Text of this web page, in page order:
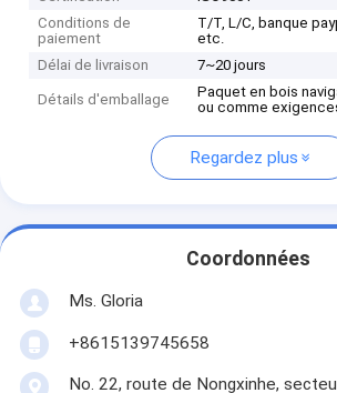
Conditions de
paiement
T/T, L/C, banque
etc.
Délai de livraison
7~20 jours
Détails d'emballage
Paquet en bois
ou comme
Regardez plus
Coordonnées
Ms. Gloria
+8615139745658
No. 22, route de Nongxinhe,